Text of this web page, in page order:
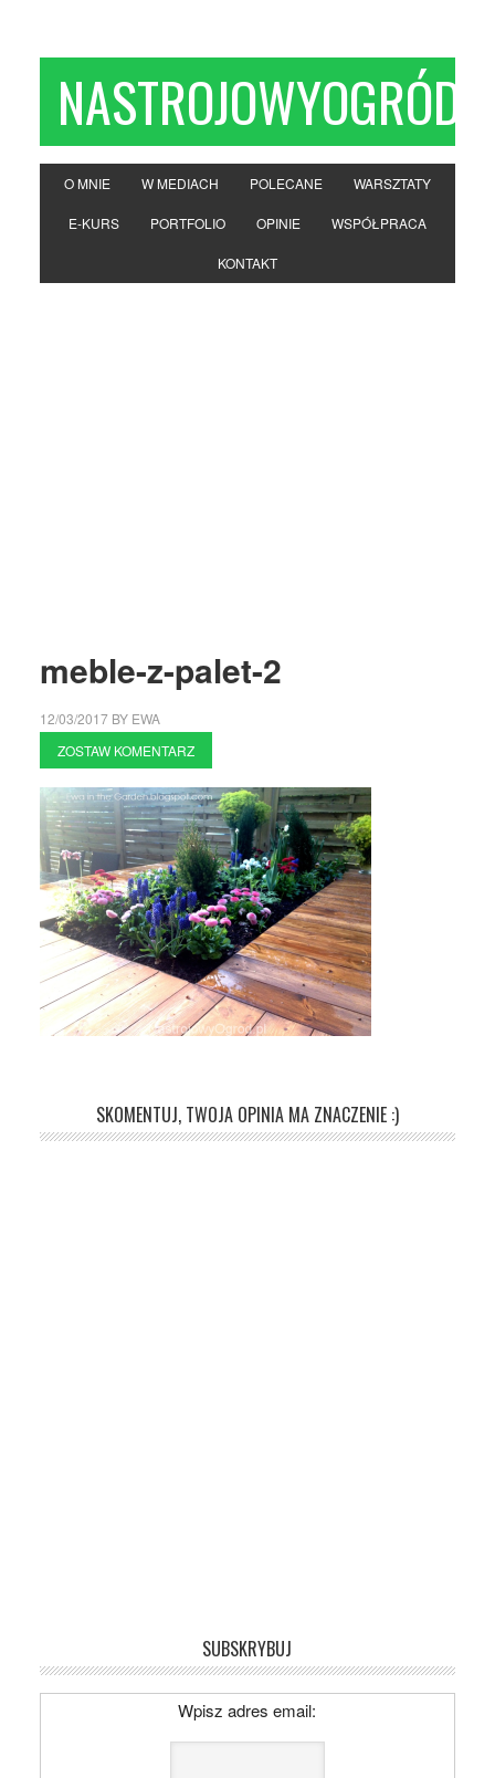
NASTROJOWYOGRÓD
O MNIE W MEDIACH POLECANE WARSZTATY
E-KURS PORTFOLIO OPINIE WSPÓŁPRACA
KONTAKT
meble-z-palet-2
12/03/2017BY EWA
ZOSTAW KOMENTARZ
SKOMENTUJ, TWOJA OPINIA MA ZNACZENIE :)
SUBSKRYBUJ
Wpisz adres email: